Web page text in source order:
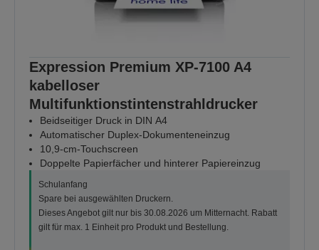
Expression Premium XP-7100 A4
kabelloser
Multifunktionstintenstrahldrucker
Beidseitiger Druck in DIN A4
Automatischer Duplex-Dokumenteneinzug
10,9-cm-Touchscreen
Doppelte Papierfächer und hinterer Papiereinzug
Schulanfang
Spare bei ausgewählten Druckern.
Dieses Angebot gilt nur bis 30.08.2026 um Mitternacht. Rabatt
gilt für max. 1 Einheit pro Produkt und Bestellung.